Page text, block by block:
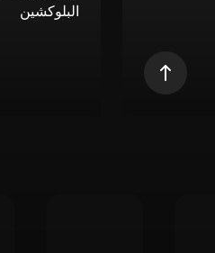
البلوكشين